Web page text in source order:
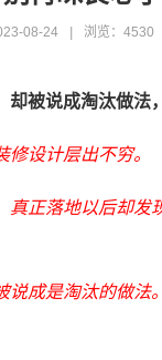
08-24 浏览： 4530
却被说成淘汰做法
设计层出不穷。
真正落地以后却发
说成是淘汰的做法